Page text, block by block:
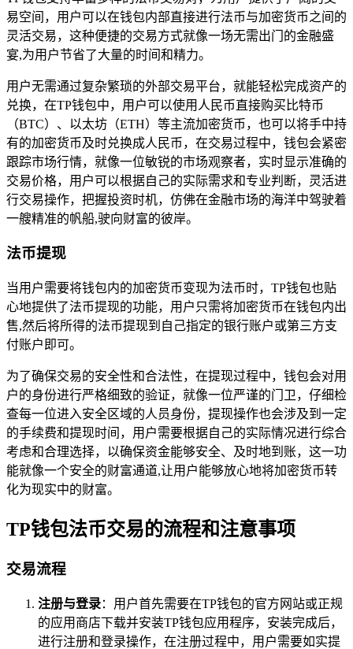
易空间，用户可以在钱包内部直接进行法币与加密货币之间的
灵活交易，这种便捷的交易方式就像一场无需出门的金融盛
宴,为用户节省了大量的时间和精力。
用户无需通过复杂繁琐的外部交易平台，就能轻松完成资产的
兑换，在TP钱包中，用户可以使用人民币直接购买比特币
（BTC）、以太坊（ETH）等主流加密货币，也可以将手中持
有的加密货币及时兑换成人民币，在交易过程中，钱包会紧密
跟踪市场行情，就像一位敏锐的市场观察者，实时显示准确的
交易价格，用户可以根据自己的实际需求和专业判断，灵活进
行交易操作，把握投资时机，仿佛在金融市场的海洋中驾驶着
一艘精准的帆船,驶向财富的彼岸。
法币提现
当用户需要将钱包内的加密货币变现为法币时，TP钱包也贴
心地提供了法币提现的功能，用户只需将加密货币在钱包内出
售,然后将所得的法币提现到自己指定的银行账户或第三方支
付账户即可。
为了确保交易的安全性和合法性，在提现过程中，钱包会对用
户的身份进行严格细致的验证，就像一位严谨的门卫，仔细检
查每一位进入安全区域的人员身份，提现操作也会涉及到一定
的手续费和提现时间，用户需要根据自己的实际情况进行综合
考虑和合理选择，以确保资金能够安全、及时地到账，这一功
能就像一个安全的财富通道,让用户能够放心地将加密货币转
化为现实中的财富。
TP钱包法币交易的流程和注意事项
交易流程
注册与登录：用户首先需要在TP钱包的官方网站或正规
的应用商店下载并安装TP钱包应用程序，安装完成后，
进行注册和登录操作，在注册过程中，用户需要如实提